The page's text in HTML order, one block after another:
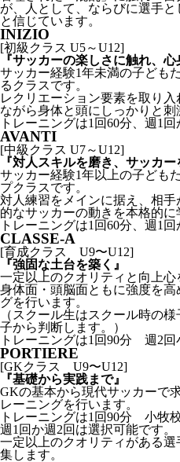
が、人として、ならびに選手
と信じています。
INIZIO
[初級クラス U5～U12]
『サッカーの楽しさに触れ、心
サッカー経験1年未満の子ども
るクラスです。
レクリエーション要素を取り
ながら身体と頭にしっかりと刺
トレーニングは1回60分、週1回
AVANTI
[中級クラス U7～U12]
『対人スキルを磨き、サッカー
サッカー経験1年以上の子ども
プクラスです。
対人練習をメインに据え、相
的なサッカーの動きを本格的に
トレーニングは1回60分、週1回
CLASSE-A
[育成クラス U9〜U12]
『強固な土台を築く』
一定以上のクオリティと向上心
身体面・頭脳面ともに強度を
グを行います。
（スクール生はスクール時の
子から判断します。）
トレーニングは1回90分 週2回
PORTIERE
[GKクラス U9〜U12]
『基礎から実践まで』
GKの基本から現代サッカーで
レーニングを行います。
トレーニングは1回90分 小牧
週1回か週2回は選択可能です。
一定以上のクオリティがある
集します。